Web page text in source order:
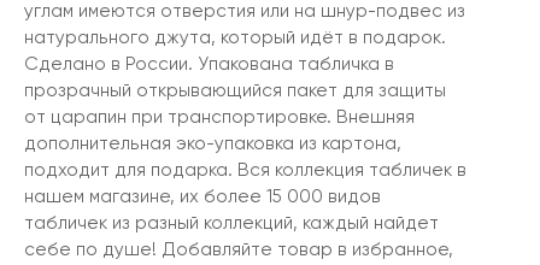
углам имеются отверстия или на шнур-подвес из
натурального джута, который идёт в подарок.
Сделано в России. Упакована табличка в
прозрачный открывающийся пакет для защиты
от царапин при транспортировке. Внешняя
дополнительная эко-упаковка из картона,
подходит для подарка. Вся коллекция табличек в
нашем магазине, их более 15 000 видов
табличек из разный коллекций, каждый найдет
себе по душе! Добавляйте товар в избранное,